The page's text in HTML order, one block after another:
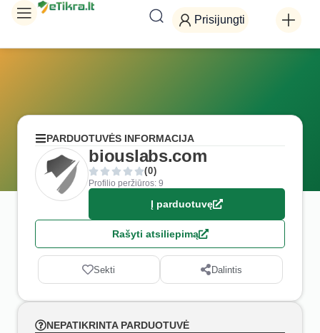
Prisijungti
PARDUOTUVĖS INFORMACIJA
biouslabs.com
(0)
Profilio peržiūros: 9
Į parduotuvę
Rašyti atsiliepimą
Sekti Dalintis
NEPATIKRINTA PARDUOTUVĖ